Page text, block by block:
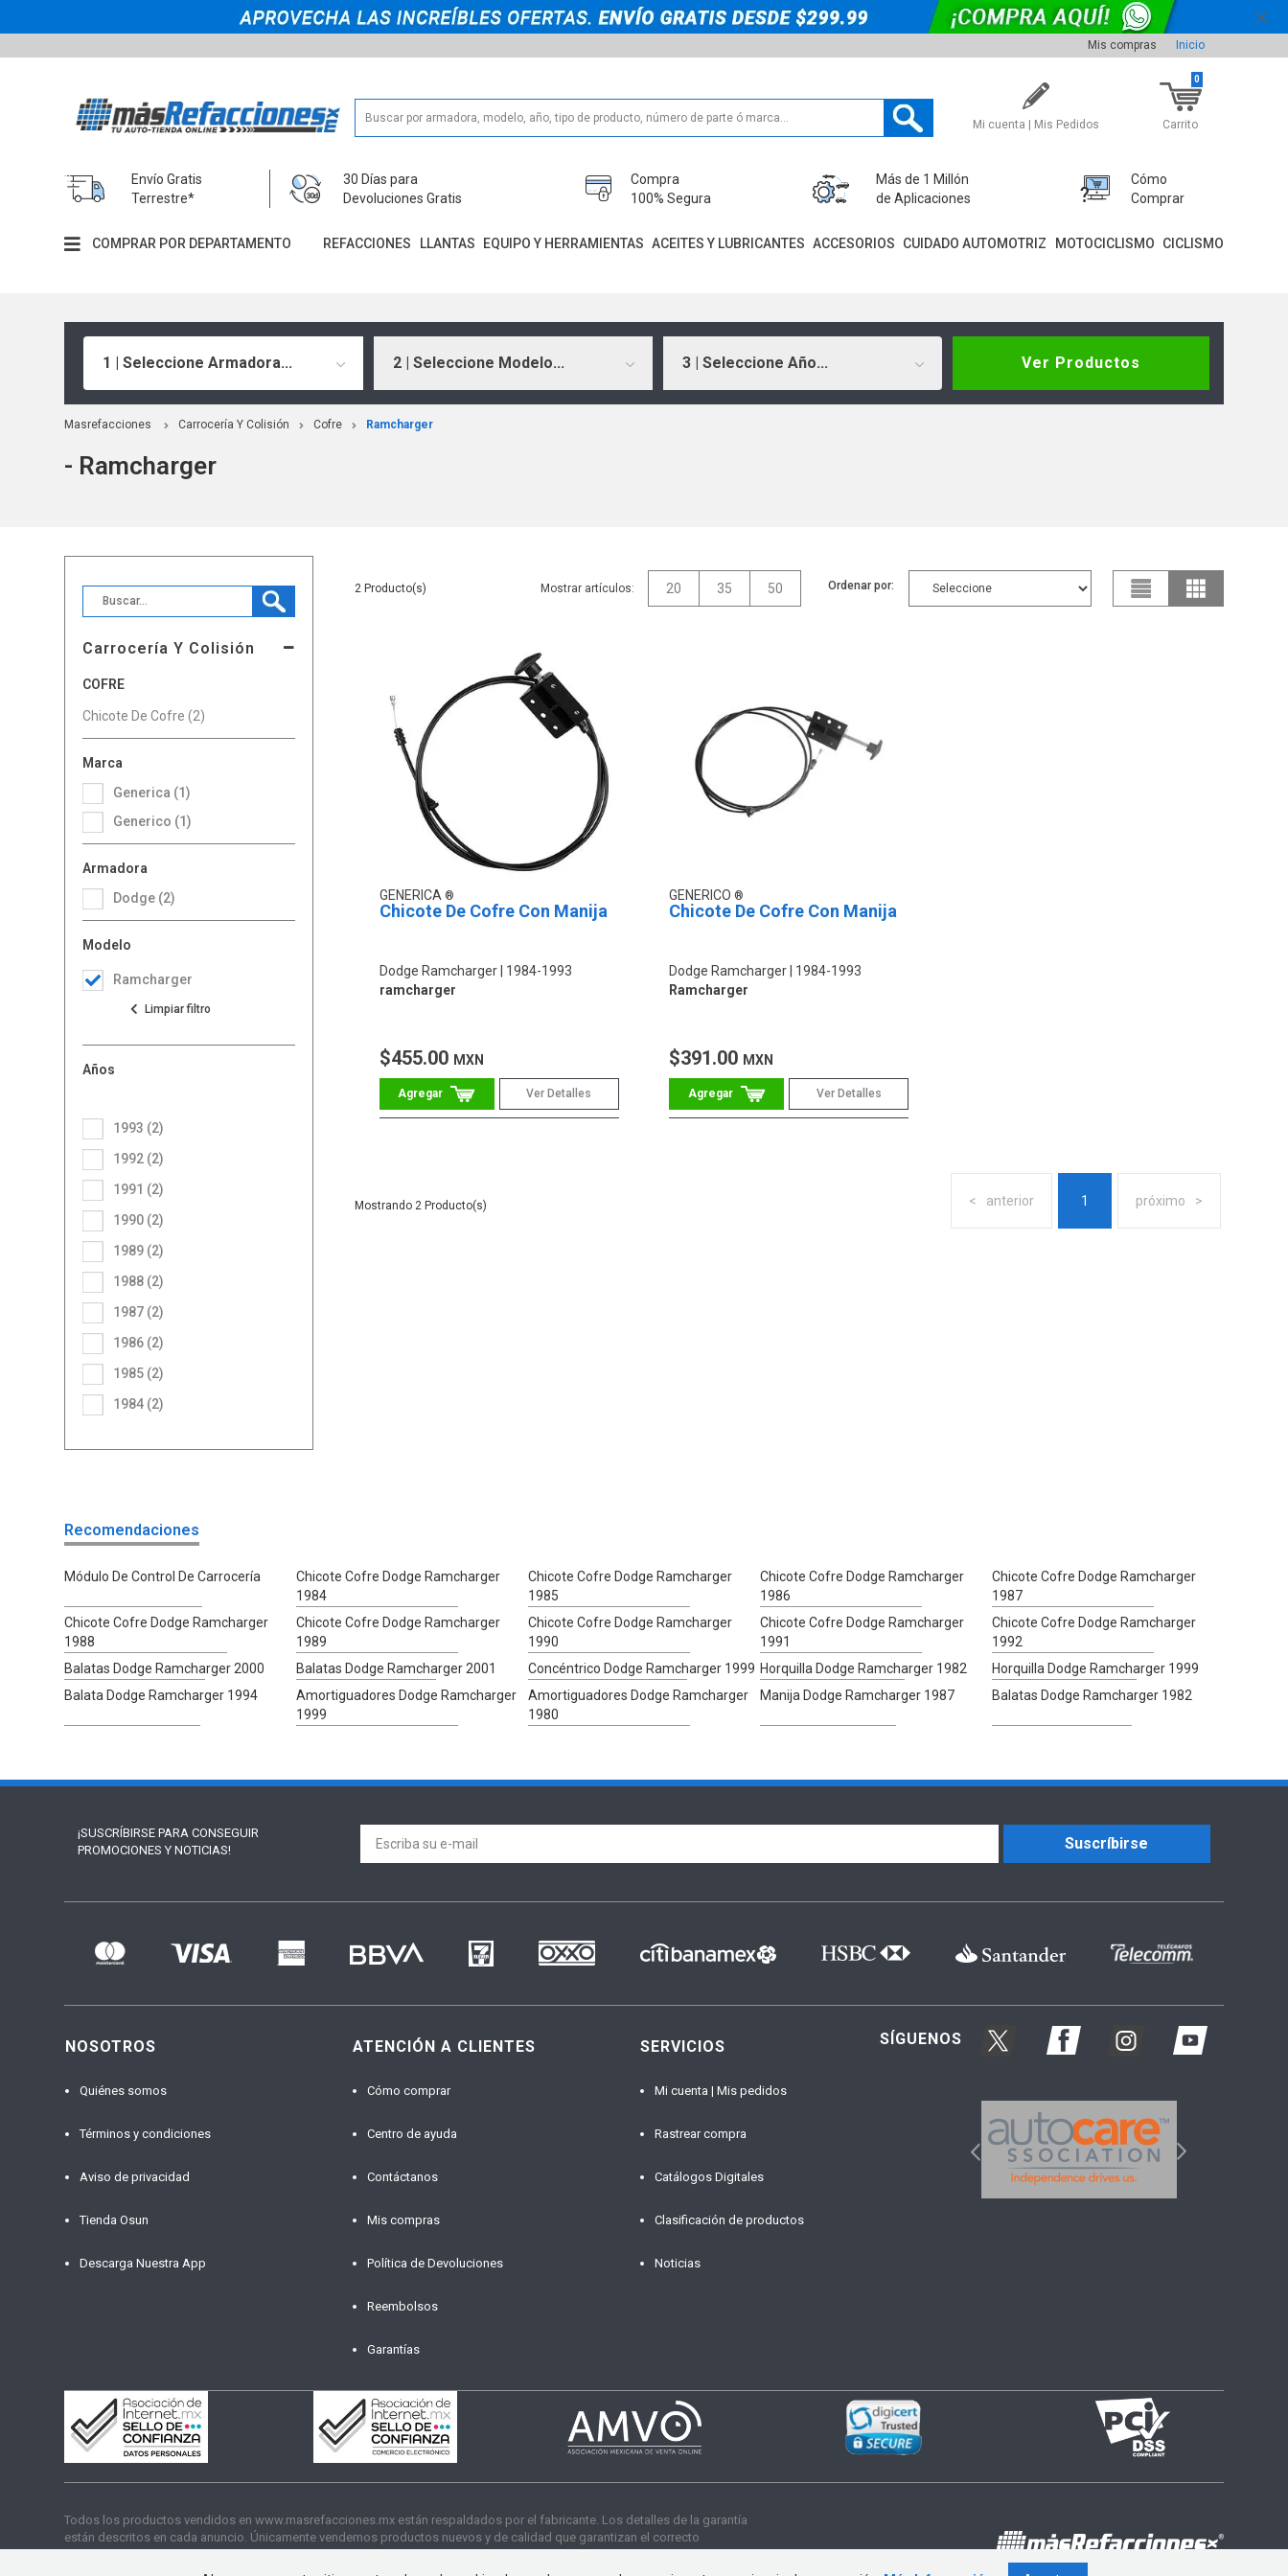
Mis compras Inicio
Mi cuenta | Mis Pedidos Carrito
0
Envío Gratis
Terrestre*
30 Días para
Devoluciones Gratis
Compra
100% Segura
Más de 1 Millón
de Aplicaciones
Cómo
Comprar
COMPRAR POR DEPARTAMENTO REFACCIONES LLANTAS EQUIPO Y HERRAMIENTAS ACEITES Y LUBRICANTES ACCESORIOS CUIDADO AUTOMOTRIZ MOTOCICLISMO CICLISMO
1 | Seleccione Armadora... 2 | Seleccione Modelo... 3 | Seleccione Año... Ver Productos
Masrefacciones Carrocería Y Colisión Cofre Ramcharger
- Ramcharger
Carrocería Y Colisión
COFRE
Chicote De Cofre (2)
Marca
Generica (1)
Generico (1)
Armadora
Dodge (2)
Modelo
Ramcharger
Años
1984 (2)
1985 (2)
1986 (2)
1987 (2)
1988 (2)
1989 (2)
1990 (2)
1991 (2)
1992 (2)
1993 (2)
2 Mostrar artículos: 20 35 50 Ordenar por:
GENERICA
Chicote De Cofre Con Manija
Dodge Ramcharger
1984-1993
ramcharger
$455.00 MXN
Ver Detalles
GENERICO
Chicote De Cofre Con Manija
Dodge Ramcharger
1984-1993
Ramcharger
$391.00 MXN
Ver Detalles
anterior 1 próximo
2
Recomendaciones
Módulo De Control De Carrocería
Chicote Cofre Dodge Ramcharger
1984
Chicote Cofre Dodge Ramcharger
1985
Chicote Cofre Dodge Ramcharger
1986
Chicote Cofre Dodge Ramcharger
1987
Chicote Cofre Dodge Ramcharger
1988
Chicote Cofre Dodge Ramcharger
1989
Chicote Cofre Dodge Ramcharger
1990
Chicote Cofre Dodge Ramcharger
1991
Chicote Cofre Dodge Ramcharger
1992
Balatas Dodge Ramcharger 2000
Balatas Dodge Ramcharger 2001 Concéntrico Dodge Ramcharger 1999 Horquilla Dodge Ramcharger 1982
Horquilla Dodge Ramcharger 1999
Balata Dodge Ramcharger 1994
Amortiguadores Dodge Ramcharger
1999
Amortiguadores Dodge Ramcharger
1980
Manija Dodge Ramcharger 1987 Balatas Dodge Ramcharger 1982
¡SUSCRÍBIRSE PARA CONSEGUIR
PROMOCIONES Y NOTICIAS!
Suscríbirse
NOSOTROS
Quiénes somos
Términos y condiciones
Aviso de privacidad
Tienda Osun
Descarga Nuestra App
ATENCIÓN A CLIENTES
Cómo comprar
Centro de ayuda
Contáctanos
Mis compras
Política de Devoluciones
Reembolsos
Garantías
SERVICIOS
Mi cuenta | Mis pedidos
Rastrear compra
Catálogos Digitales
Clasificación de productos
Noticias
SÍGUENOS
Todos los productos vendidos en www.masrefacciones.mx están respaldados por el fabricante. Los detalles de la garantía
están descritos en cada anuncio. Únicamente vendemos productos nuevos y de calidad que garantizan el correcto